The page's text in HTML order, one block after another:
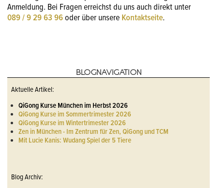
Anmeldung. Bei Fragen erreichst du uns auch direkt unter
089 / 9 29 63 96oder über unsere Kontaktseite.
BLOGNAVIGATION
Aktuelle Artikel:
QiGong Kurse München im Herbst 2026
QiGong Kurse im Sommertrimester 2026
QiGong Kurse im Wintertrimester 2026
Zen in München - Im Zentrum für Zen, QiGong und TCM
Mit Lucie Kanis: Wudang Spiel der 5 Tiere
Blog Archiv: